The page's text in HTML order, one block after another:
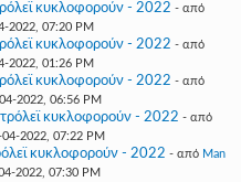
κυκλοφορούν - 2022 - από
2022, 07:20 PM
κυκλοφορούν - 2022 - από
2022, 01:26 PM
κυκλοφορούν - 2022 - από
2022, 06:56 PM
κυκλοφορούν - 2022 - από
2022, 07:22 PM
κυκλοφορούν - 2022 - από Man
2022, 07:30 PM